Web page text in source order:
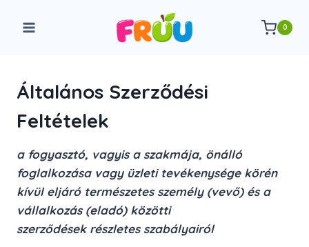
0
Általános Szerződési
Feltételek
a fogyasztó, vagyis a szakmája, önálló
foglalkozása vagy üzleti tevékenysége körén
kívül eljáró természetes személy (vevő) és a
vállalkozás (eladó) közötti
szerződések részletes szabályairól